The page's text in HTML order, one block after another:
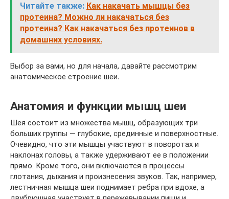
Читайте также: Как накачать мышцы без
протеина? Можно ли накачаться без
протеина? Как накачаться без протеинов в
домашних условиях.
Выбор за вами, но для начала, давайте рассмотрим
анатомическое строение шеи.
Анатомия и функции мышц шеи
Шея состоит из множества мышц, образующих три
больших группы — глубокие, срединные и поверхностные.
Очевидно, что эти мышцы участвуют в поворотах и
наклонах головы, а также удерживают ее в положении
прямо. Кроме того, они включаются в процессы
глотания, дыхания и произнесения звуков. Так, например,
лестничная мышца шеи поднимает ребра при вдохе, а